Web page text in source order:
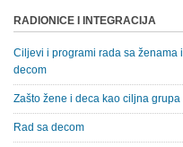
RADIONICE I INTEGRACIJA
Ciljevi i programi rada sa ženama i
decom
Zašto žene i deca kao ciljna grupa
Rad sa decom